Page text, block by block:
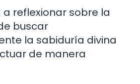
a reflexionar sobre la
buscar
la sabiduría divina
de manera